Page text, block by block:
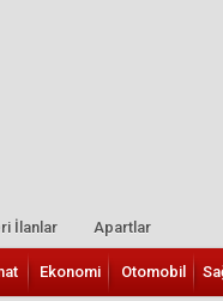
İlanlar Apartlar
Ekonomi Otomobil